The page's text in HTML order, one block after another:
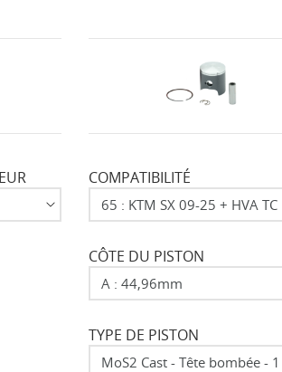
COMPATIBILITÉ
CÔTE DU PISTON
TYPE DE PISTON